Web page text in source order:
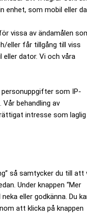
enhet, som mobil eller
vissa av ändamålen
eller får tillgång till viss
dator. Vi och våra
personuppgifter som IP-
behandling av
intresse som laglig
så samtycker du till att
Under knappen “Mer
eller godkänna. Du
att klicka på knappen
i skolan